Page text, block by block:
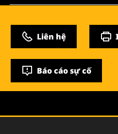
Liên hệ
Báo cáo sự cố